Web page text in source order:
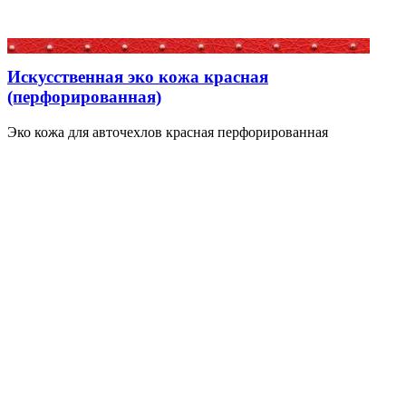
Искусственная эко кожа красная
(перфорированная)
Эко кожа для авточехлов красная перфорированная